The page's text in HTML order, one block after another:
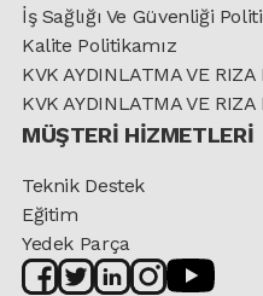
İş Sağlığı Ve Güvenliği
Kalite Politikamız
KVK AYDINLATMA VE
KVK AYDINLATMA VE
MÜŞTERİ HİZMETLERİ
Teknik Destek
Eğitim
Yedek Parça